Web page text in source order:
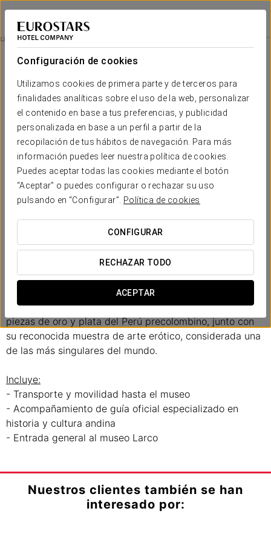
Configuración de cookies
Utilizamos cookies de primera parte y de terceros para
finalidades analíticas sobre el uso de la web, personalizar
el contenido en base a tus preferencias, y publicidad
personalizada en base a un perfil a partir de la
recopilación de tus hábitos de navegación. Para más
información puedes leer nuestra política de cookies.
Puedes aceptar todas las cookies mediante el botón
“Aceptar” o puedes configurar o rechazar su uso
pulsando en “Configurar”.
Política de cookies
CONFIGURAR
RECHAZAR TODO
ACEPTAR
Ikonik Miraflores
LIMA
Viaje Al Pasado De Perú: Museo Larco
85 USD
Viaje al Pasado de Perú: Museo
Larco
Descubre uno de los museos más prestigiosos de
Latinoamérica, ubicado en una elegante mansión
virreinal del siglo XVIII.
El Museo Larco alberga una excepcional colección de
piezas de oro y plata del Perú precolombino, junto con
su reconocida muestra de arte erótico, considerada una
de las más singulares del mundo.
Incluye:
- Transporte y movilidad hasta el museo
- Acompañamiento de guía oficial especializado en
historia y cultura andina
- Entrada general al museo Larco
Nuestros clientes también se han
interesado por: